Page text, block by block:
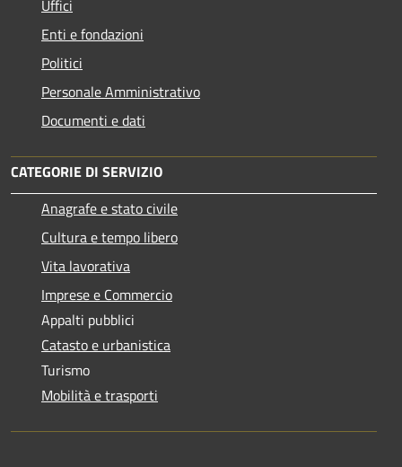
Uffici
Enti e fondazioni
Politici
Personale Amministrativo
Documenti e dati
CATEGORIE DI SERVIZIO
Anagrafe e stato civile
Cultura e tempo libero
Vita lavorativa
Imprese e Commercio
Appalti pubblici
Catasto e urbanistica
Turismo
Mobilità e trasporti